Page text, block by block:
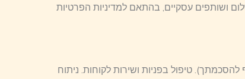
ושותפים עסקיים, בהתאם למדיניות הפרטיות
טיפול בפניות ושירות לקוחות. ניתוח